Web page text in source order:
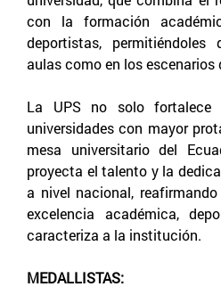
con la formación
deportistas,
aulas como en los escenarios
La UPS no solo fortalece
universidades con mayor
mesa universitario del
proyecta el talento y la
a nivel nacional,
excelencia académica,
caracteriza a la institución.
MEDALLISTAS: